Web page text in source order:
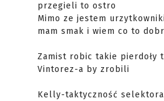
przegieli to ostro
Mimo ze jestem
mam smak i wiem co to
Zamist robic takie pierdoły
Vintorez-a by zrobili
Kelly-taktyczność